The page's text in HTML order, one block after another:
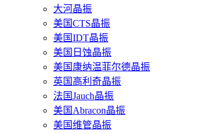
大河晶振
美国CTS晶振
美国IDT晶振
美国日蚀晶振
美国康纳温菲尔德晶振
英国高利奇晶振
法国Jauch晶振
美国Abracon晶振
美国维管晶振